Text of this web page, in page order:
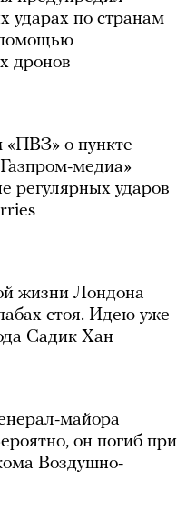
ударах по странам
помощью
дронов
«ПВЗ» о пункте
медиа»
регулярных ударов
жизни Лондона
стоя. Идею уже
Садик Хан
майора
он погиб при
Воздушно-